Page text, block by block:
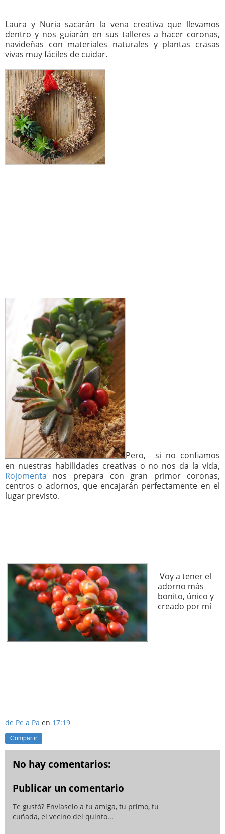
Laura y Nuria sacarán la vena creativa que llevamos
dentro y nos guiarán en sus talleres a hacer coronas,
navideñas con materiales naturales y plantas crasas
vivas muy fáciles de cuidar.
Pero, si no confiamos
en nuestras habilidades creativas o no nos da la vida,
Rojomenta nos prepara con gran primor coronas,
centros o adornos, que encajarán perfectamente en el
lugar previsto.
Voy a tener el
adorno más
bonito, único y
creado por mí
de Pe a Pa en 17:19
Compartir
No hay comentarios:
Publicar un comentario
Te gustó? Envíaselo a tu amiga, tu primo, tu
cuñada, el vecino del quinto...